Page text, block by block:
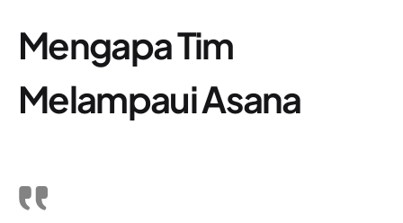
Mengapa Tim
Melampaui Asana